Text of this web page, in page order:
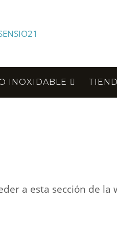
INOXIDABLE
a esta sección de la